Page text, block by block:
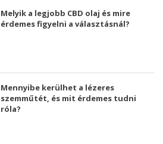
Melyik a legjobb CBD olaj és mire
érdemes figyelni a választásnál?
Mennyibe kerülhet a lézeres
szemműtét, és mit érdemes tudni
róla?